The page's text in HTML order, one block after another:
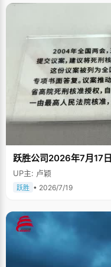
跃胜公司2026年7月17日
UP主: 卢颖
跃胜 • 2026/7/19